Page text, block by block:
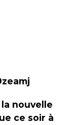
nouvelle
ce soir à